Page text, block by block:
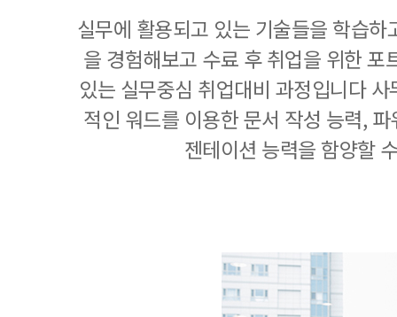
실무에 활용되고 있는 기술들을 학습
을 경험해보고 수료 후 취업을 위한 포
있는 실무중심 취업대비 과정입니다
적인 워드를 이용한 문서 작성 능력,
젠테이션 능력을 함양할